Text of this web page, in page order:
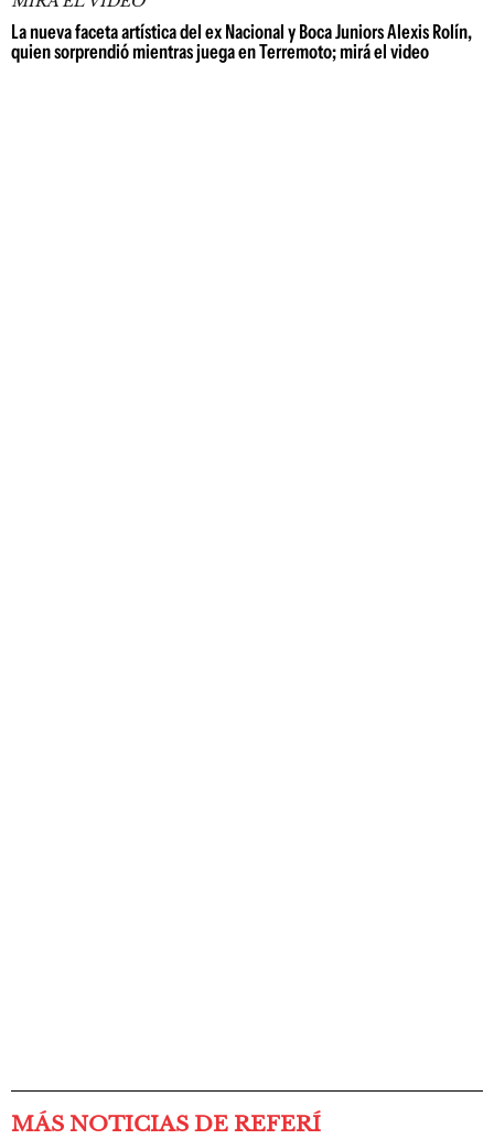
La nueva faceta artística del ex Nacional y Boca Juniors Alexis Rolín,
quien sorprendió mientras juega en Terremoto; mirá el video
MÁS NOTICIAS DE REFERÍ